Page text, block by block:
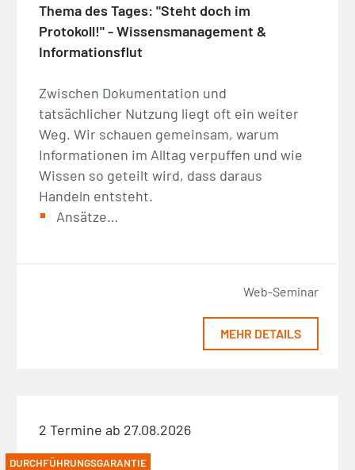
Thema des Tages: "Steht doch im
Protokoll!" - Wissensmanagement &
Informationsflut
Zwischen Dokumentation und
tatsächlicher Nutzung liegt oft ein weiter
Weg. Wir schauen gemeinsam, warum
Informationen im Alltag verpuffen und wie
Wissen so geteilt wird, dass daraus
Handeln entsteht.
Ansätze…
Web-Seminar
MEHR DETAILS
2 Termine ab 27.08.2026
DURCHFÜHRUNGSGARANTIE